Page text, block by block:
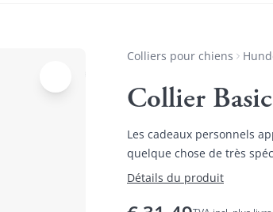
Colliers pour chiens
Collier Basic
Les cadeaux personnels
quelque chose de très
Détails du produit